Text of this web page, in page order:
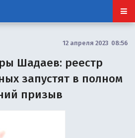
12 апреля 2023 08:56
Шадаев: реестр
запустят в полном
призыв